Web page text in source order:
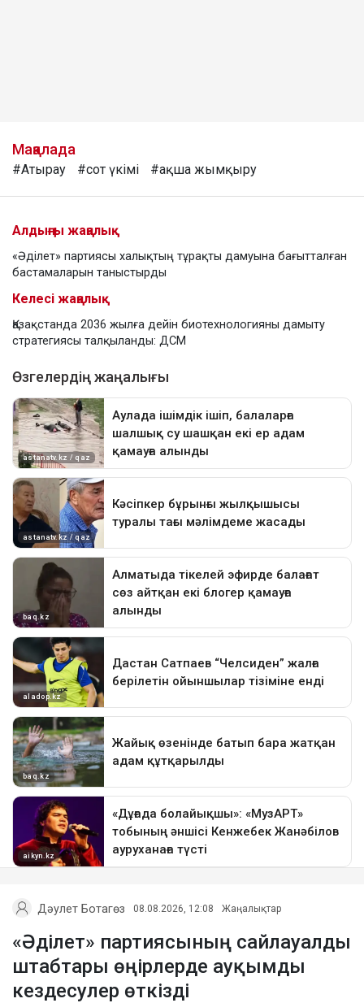
Мақалада
#Атырау #сот үкімі #ақша жымқыру
Алдыңғы жаңалық
«Әділет» партиясы халықтың тұрақты дамуына бағытталған
бастамаларын таныстырды
Келесі жаңалық
Қазақстанда 2036 жылға дейін биотехнологияны дамыту
стратегиясы талқыланды: ДСМ
Дәулет Ботагөз 08.08.2026, 12:08 Жаңалықтар
«Әділет» партиясының сайлауалды
штабтары өңірлерде ауқымды
кездесулер өткізді